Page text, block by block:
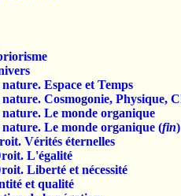
Espace et Temps
Cosmogonie, Physique,
Le monde organique
Le monde organique (fin)
Vérités éternelles
L'égalité
Liberté et nécessité
et qualité